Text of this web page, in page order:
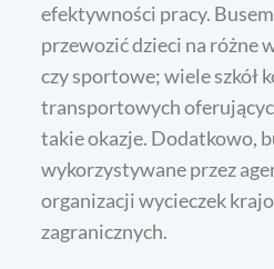
efektywności pracy.
przewozić dzieci na różne
czy sportowe; wiele szkół
transportowych
takie okazje. Dodatkowo,
wykorzystywane przez
organizacji wycieczek
zagranicznych.